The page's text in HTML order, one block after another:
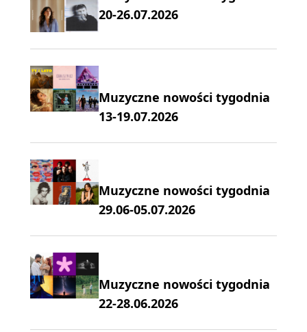
20-26.07.2026
Muzyczne nowości tygodnia
13-19.07.2026
Muzyczne nowości tygodnia
29.06-05.07.2026
Muzyczne nowości tygodnia
22-28.06.2026